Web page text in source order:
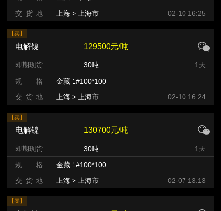
交 货 地
上海 > 上海市 02-10 16:25
【卖】
电解镍 129500元/吨
即期现货 30吨 1天
规 格
金藏 1#100*100
交 货 地
上海 > 上海市 02-10 16:24
【卖】
电解镍 130700元/吨
即期现货 30吨 1天
规 格
金藏 1#100*100
交 货 地
上海 > 上海市 02-07 13:13
【卖】